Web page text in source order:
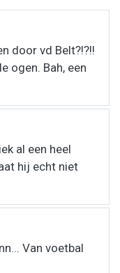
door vd Belt?!?!!
ogen. Bah, een
al een heel
hij echt niet
Van voetbal